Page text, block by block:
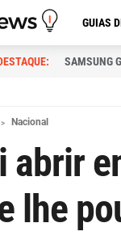
GUIAS
SAMSUNG
Nacional
abrir
lhe